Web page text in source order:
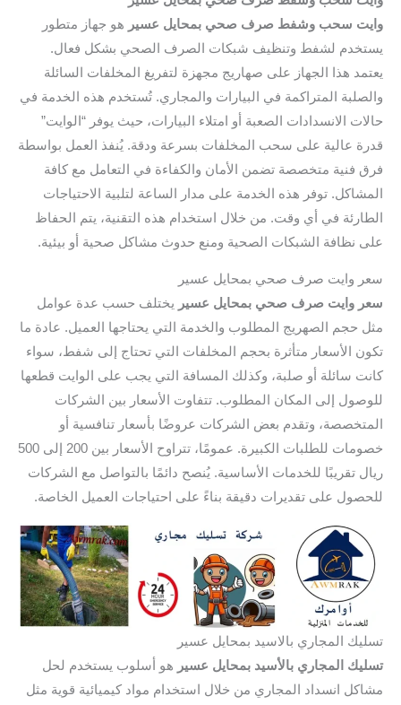
وايت سحب وشفط صرف صحي بمحايل عسير هو جهاز متطور
يستخدم لشفط وتنظيف شبكات الصرف الصحي بشكل فعال.
يعتمد هذا الجهاز على صهاريج مجهزة لتفريغ المخلفات السائلة
والصلبة المتراكمة في البيارات والمجاري. تُستخدم هذه الخدمة في
حالات الانسدادات الصعبة أو امتلاء البيارات، حيث يوفر “الوايت”
قدرة عالية على سحب المخلفات بسرعة ودقة. يُنفذ العمل بواسطة
فرق فنية متخصصة تضمن الأمان والكفاءة في التعامل مع كافة
المشاكل. توفر هذه الخدمة على مدار الساعة لتلبية الاحتياجات
الطارئة في أي وقت. من خلال استخدام هذه التقنية، يتم الحفاظ
على نظافة الشبكات الصحية ومنع حدوث مشاكل صحية أو بيئية.
سعر وايت صرف صحي بمحايل عسير
سعر وايت صرف صحي بمحايل عسير يختلف حسب عدة عوامل
مثل حجم الصهريج المطلوب والخدمة التي يحتاجها العميل. عادة ما
تكون الأسعار متأثرة بحجم المخلفات التي تحتاج إلى شفط، سواء
كانت سائلة أو صلبة، وكذلك المسافة التي يجب على الوايت قطعها
للوصول إلى المكان المطلوب. تتفاوت الأسعار بين الشركات
المتخصصة، وتقدم بعض الشركات عروضًا بأسعار تنافسية أو
خصومات للطلبات الكبيرة. عمومًا، تتراوح الأسعار بين 200 إلى 500
ريال تقريبًا للخدمات الأساسية. يُنصح دائمًا بالتواصل مع الشركات
للحصول على تقديرات دقيقة بناءً على احتياجات العميل الخاصة.
تسليك المجاري بالاسيد بمحايل عسير
تسليك المجاري بالأسيد بمحايل عسير هو أسلوب يستخدم لحل
مشاكل انسداد المجاري من خلال استخدام مواد كيميائية قوية مثل